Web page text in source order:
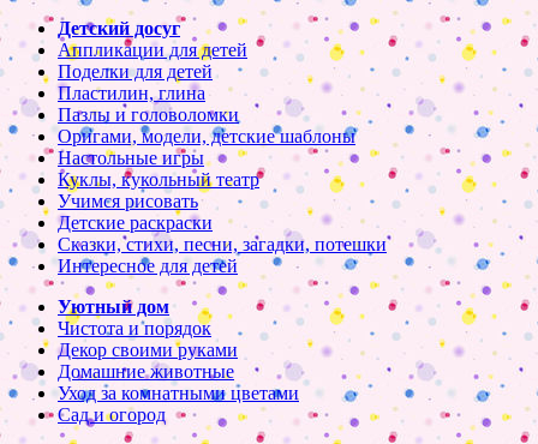
Детский досуг
Аппликации для детей
Поделки для детей
Пластилин, глина
Пазлы и головоломки
Оригами, модели, детские шаблоны
Настольные игры
Куклы, кукольный театр
Учимся рисовать
Детские раскраски
Сказки, стихи, песни, загадки, потешки
Интересное для детей
Уютный дом
Чистота и порядок
Декор своими руками
Домашние животные
Уход за комнатными цветами
Сад и огород